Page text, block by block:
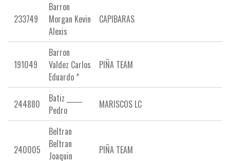
233749
Barron
Morgan Kevin
Alexis
CAPIBARAS
191049
Barron
Valdez Carlos
Eduardo *
PIÑA TEAM
244880
Batiz _____
Pedro
MARISCOS LC
240005
Beltran
Beltran
Joaquin
PIÑA TEAM